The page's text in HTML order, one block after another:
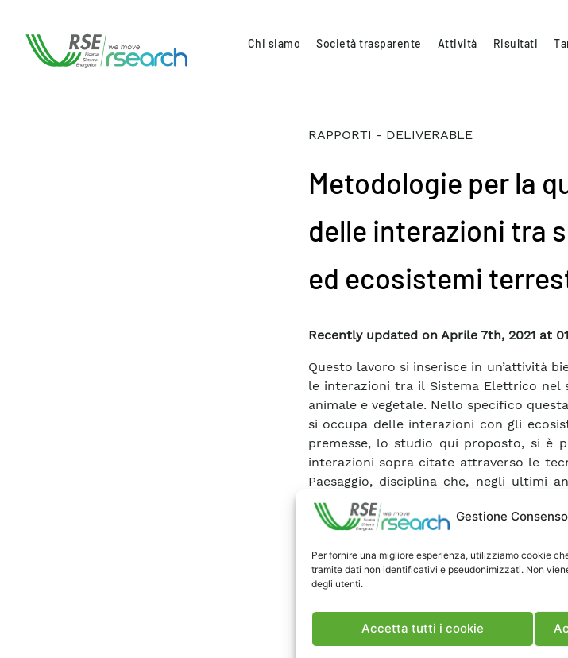
Gestione
Per fornire una migliore esperienza, utilizziamo cookie
tramite dati non identificativi e pseudonimizzati. Non
degli utenti.
Accetta tutti i cookie
Chi siamo Società trasparente Attività Risultati
RAPPORTI - DELIVERABLE
Metodologie per la
delle interazioni tra
ed ecosistemi
Recently updated on Aprile 7th, 2021 at
Questo lavoro si inserisce in un’attività
le interazioni tra il Sistema Elettrico nel
animale e vegetale. Nello specifico
si occupa delle interazioni con gli
premesse, lo studio qui proposto, si è
interazioni sopra citate attraverso le
Paesaggio, disciplina che, negli ultimi
problematiche legate all’analisi
realizzazione dello studio è stata
Milano e si è proceduto, in
realizzazione di un Sistema
Scarica Rapporto